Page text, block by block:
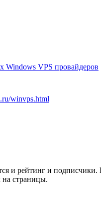
Windows VPS провайдеров
winvps.html
и рейтинг и
на страницы.